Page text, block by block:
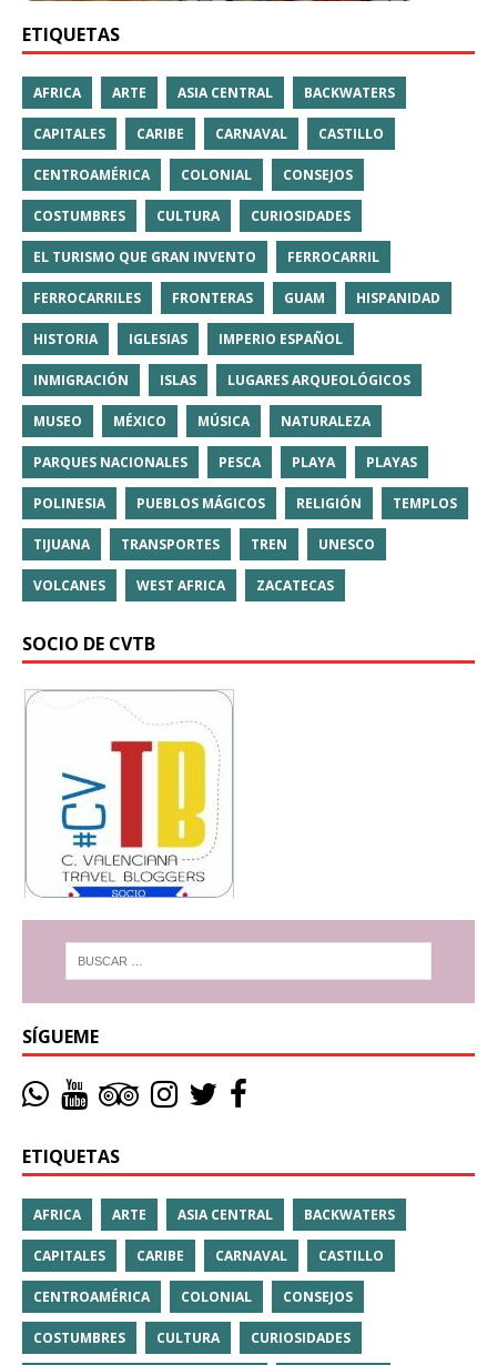
ETIQUETAS
AFRICA ARTE ASIA CENTRAL BACKWATERS
CAPITALES CARIBE CARNAVAL CASTILLO
CENTROAMÉRICA COLONIAL CONSEJOS
COSTUMBRES CULTURA CURIOSIDADES
EL TURISMO QUE GRAN INVENTO FERROCARRIL
FERROCARRILES FRONTERAS GUAM HISPANIDAD
HISTORIA IGLESIAS IMPERIO ESPAÑOL
INMIGRACIÓN ISLAS LUGARES ARQUEOLÓGICOS
MUSEO MÉXICO MÚSICA NATURALEZA
PARQUES NACIONALES PESCA PLAYA PLAYAS
POLINESIA PUEBLOS MÁGICOS RELIGIÓN TEMPLOS
TIJUANA TRANSPORTES TREN UNESCO
VOLCANES WEST AFRICA ZACATECAS
SOCIO DE CVTB
SÍGUEME
ETIQUETAS
AFRICA ARTE ASIA CENTRAL BACKWATERS
CAPITALES CARIBE CARNAVAL CASTILLO
CENTROAMÉRICA COLONIAL CONSEJOS
COSTUMBRES CULTURA CURIOSIDADES